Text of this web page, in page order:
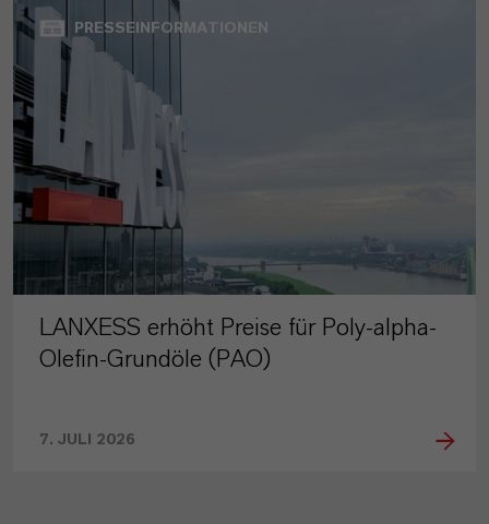
PRESSEINFORMATIONEN
LANXESS erhöht Preise für Poly-alpha-
Olefin-Grundöle (PAO)
7. JULI 2026